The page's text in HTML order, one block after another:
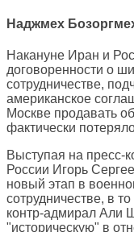
Наджмех
Накануне Иран и
договоренности о
сотрудничестве,
американское
Москве продавать
фактически
Выступая на пресс-
России Игорь
новый этап в
сотрудничестве, в
контр-адмирал Али
"историческую" в